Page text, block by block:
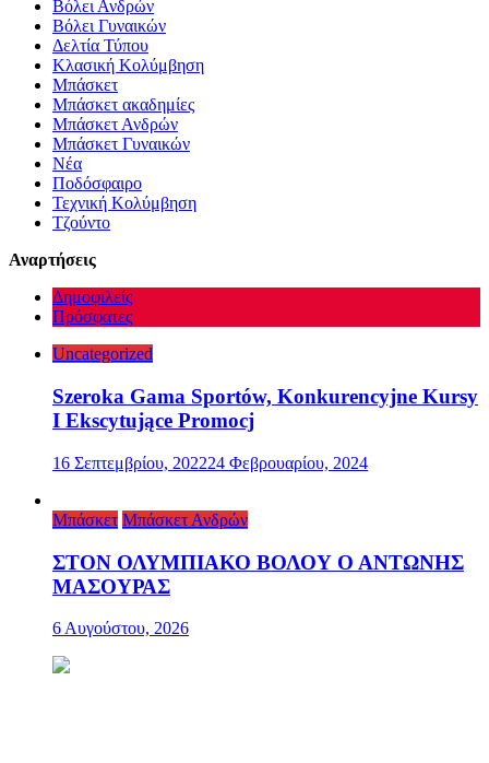
Βόλει Ανδρών
Βόλει Γυναικών
Δελτία Τύπου
Κλασική Κολύμβηση
Μπάσκετ
Μπάσκετ ακαδημίες
Μπάσκετ Ανδρών
Μπάσκετ Γυναικών
Νέα
Ποδόσφαιρο
Τεχνική Κολύμβηση
Τζούντο
Αναρτήσεις
Δημοφιλείς
Πρόσφατες
Uncategorized
Szeroka Gama Sportów, Konkurencyjne Kursy
I Ekscytujące Promocj
16 Σεπτεμβρίου, 202224 Φεβρουαρίου, 2024
Μπάσκετ Μπάσκετ Ανδρών
ΣΤΟΝ ΟΛΥΜΠΙΑΚΟ ΒΟΛΟΥ Ο ΑΝΤΩΝΗΣ
ΜΑΣΟΥΡΑΣ
6 Αυγούστου, 2026